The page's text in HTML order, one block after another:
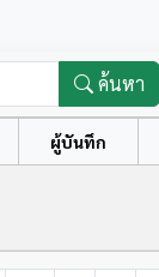
ค้นหา
ผู้บันทึก